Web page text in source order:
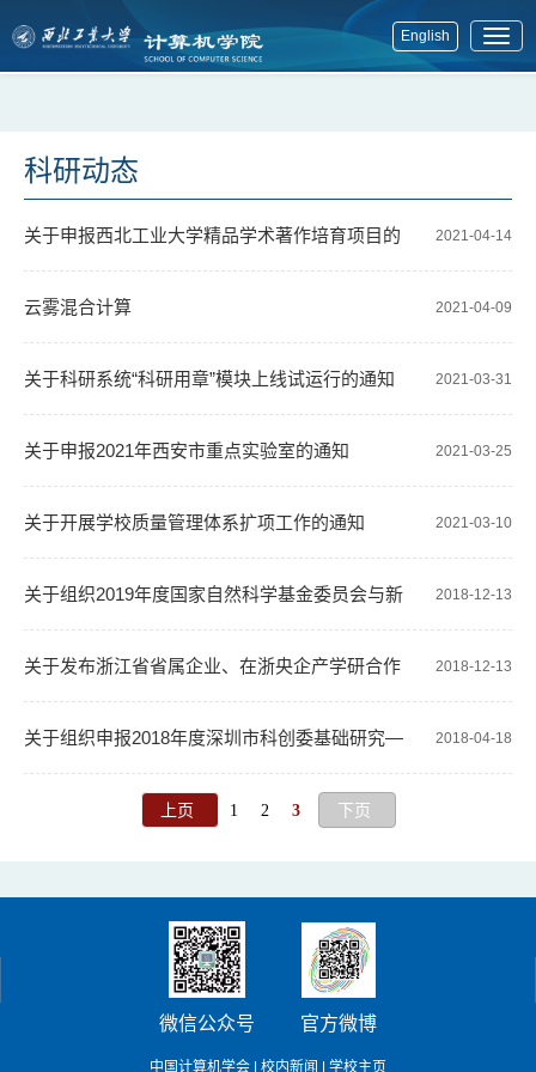
English
展
科研动态
2021-04-14
关于申报西北工业大学精品学术著作培育项目的
通知 2021-04-09
云雾混合计算
2021-03-31
关于科研系统“科研用章”模块上线试运行的通知
2021-03-25
关于申报2021年西安市重点实验室的通知
2021-03-10
关于开展学校质量管理体系扩项工作的通知
2018-12-13
关于组织2019年度国家自然科学基金委员会与新
西兰健康研究理事会生物医学合作研究项目申报通知2018-12-13
关于发布浙江省省属企业、在浙央企产学研合作
需求的通知 2018-04-18
关于组织申报2018年度深圳市科创委基础研究—
学科布局类项目的通知
上页 1 2 3 下页
微信公众号 官方微博
中国计算机学会 校内新闻 学校主页